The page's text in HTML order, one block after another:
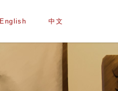
English 中文